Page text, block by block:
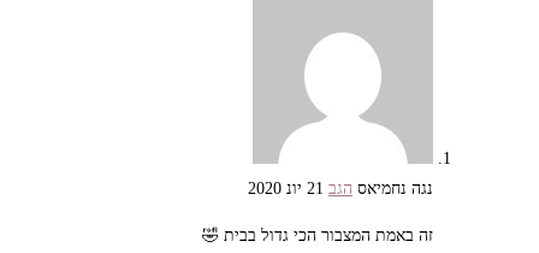
נגה נחמיאס הגב 21 יונ 2020
זה באמת המצבור הכי גדול בבית 🤣